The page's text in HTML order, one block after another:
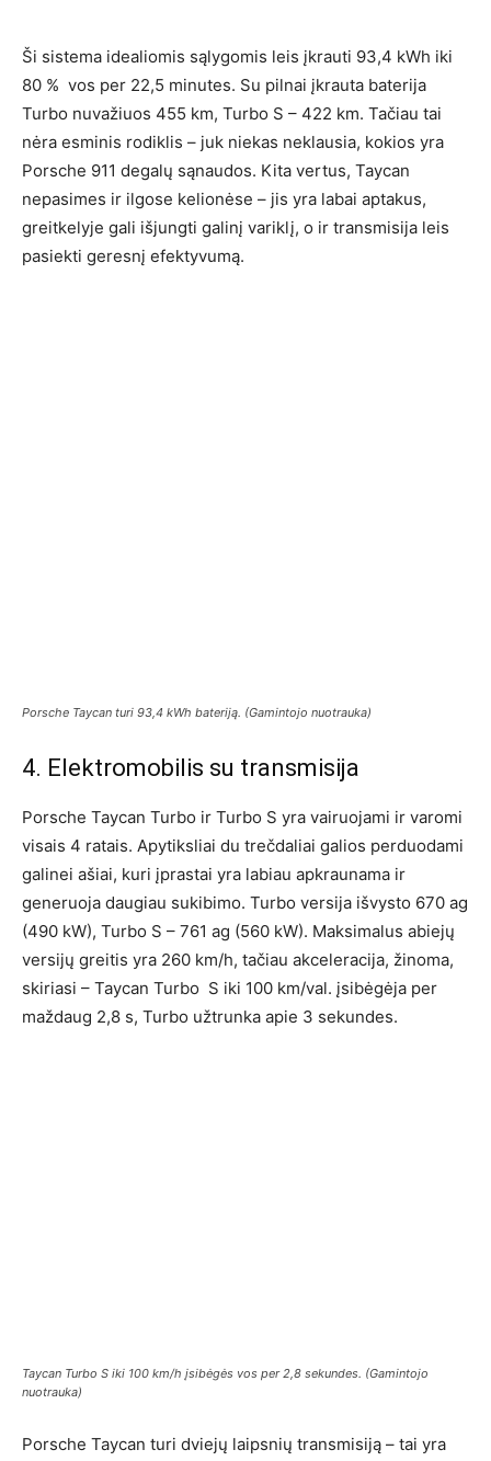
Ši sistema idealiomis sąlygomis leis įkrauti 93,4 kWh iki
80 % vos per 22,5 minutes. Su pilnai įkrauta baterija
Turbo nuvažiuos 455 km, Turbo S – 422 km. Tačiau tai
nėra esminis rodiklis – juk niekas neklausia, kokios yra
Porsche 911 degalų sąnaudos. Kita vertus, Taycan
nepasimes ir ilgose kelionėse – jis yra labai aptakus,
greitkelyje gali išjungti galinį variklį, o ir transmisija leis
pasiekti geresnį efektyvumą.
Porsche Taycan turi 93,4 kWh bateriją. (Gamintojo nuotrauka)
4. Elektromobilis su transmisija
Porsche Taycan Turbo ir Turbo S yra vairuojami ir varomi
visais 4 ratais. Apytiksliai du trečdaliai galios perduodami
galinei ašiai, kuri įprastai yra labiau apkraunama ir
generuoja daugiau sukibimo. Turbo versija išvysto 670 ag
(490 kW), Turbo S – 761 ag (560 kW). Maksimalus abiejų
versijų greitis yra 260 km/h, tačiau akceleracija, žinoma,
skiriasi – Taycan Turbo S iki 100 km/val. įsibėgėja per
maždaug 2,8 s, Turbo užtrunka apie 3 sekundes.
Taycan Turbo S iki 100 km/h įsibėgės vos per 2,8 sekundes. (Gamintojo
nuotrauka)
Porsche Taycan turi dviejų laipsnių transmisiją – tai yra